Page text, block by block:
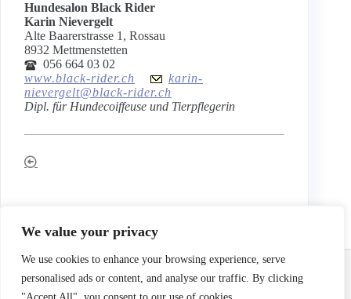
We value your privacy
We use cookies to enhance your browsing experience, serve
personalised ads or content, and analyse our traffic. By clicking
Hundesalon Black Rider
Karin Nievergelt
Alte Baarerstrasse 1, Rossau
8932 Mettmenstetten
056 664 03 02
www.black-rider.ch
karin-
nievergelt@black-rider.ch
Dipl. für Hundecoiffeuse und Tierpflegerin
Email: info@terrierclub.ch